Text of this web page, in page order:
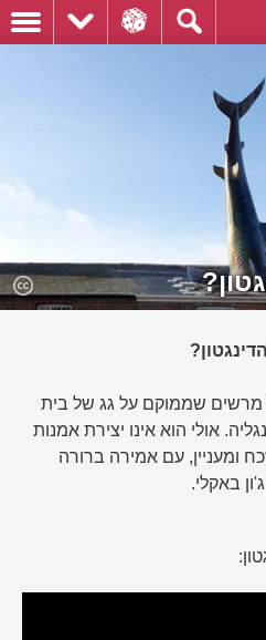
מרשים שממוקם על גג של בית
אולי הוא אינו יצירת אמנות
ומעניין, עם אמירה ברורה
באקלי.